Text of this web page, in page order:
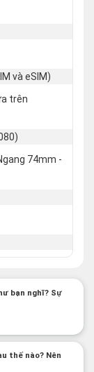
và eSIM)
trên
74mm -
bạn nghĩ? Sự
thế nào? Nên